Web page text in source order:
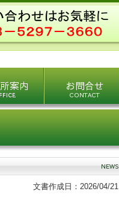
文書作成日：2026/04/21